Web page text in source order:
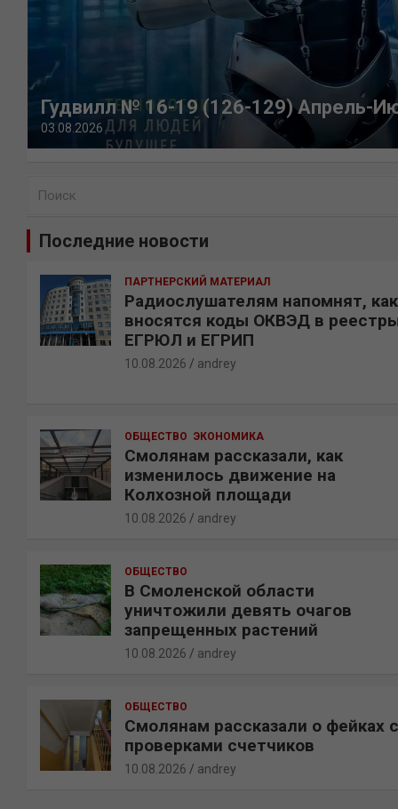
Гудвилл № 16-19 (126-129) Апрель-
03.08.2026
Последние новости
ПАРТНЕРСКИЙ МАТЕРИАЛ
Радиослушателям напомнят, как
вносятся коды ОКВЭД в
ЕГРЮЛ и ЕГРИП
10.08.2026 andrey
ОБЩЕСТВО ЭКОНОМИКА
Смолянам рассказали, как
изменилось движение на
Колхозной площади
10.08.2026 andrey
ОБЩЕСТВО
В Смоленской области
уничтожили девять очагов
запрещенных растений
10.08.2026 andrey
ОБЩЕСТВО
Смолянам рассказали о фейках с
проверками счетчиков
10.08.2026 andrey